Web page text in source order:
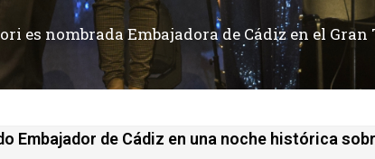
es nombrada Embajadora de Cádiz en el Gran
Embajador de Cádiz en una noche histórica